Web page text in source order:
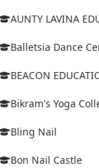
AUNTY LAVINA
Balletsia Dance
BEACON
Bikram's Yoga
Bling Nail
Bon Nail Castle